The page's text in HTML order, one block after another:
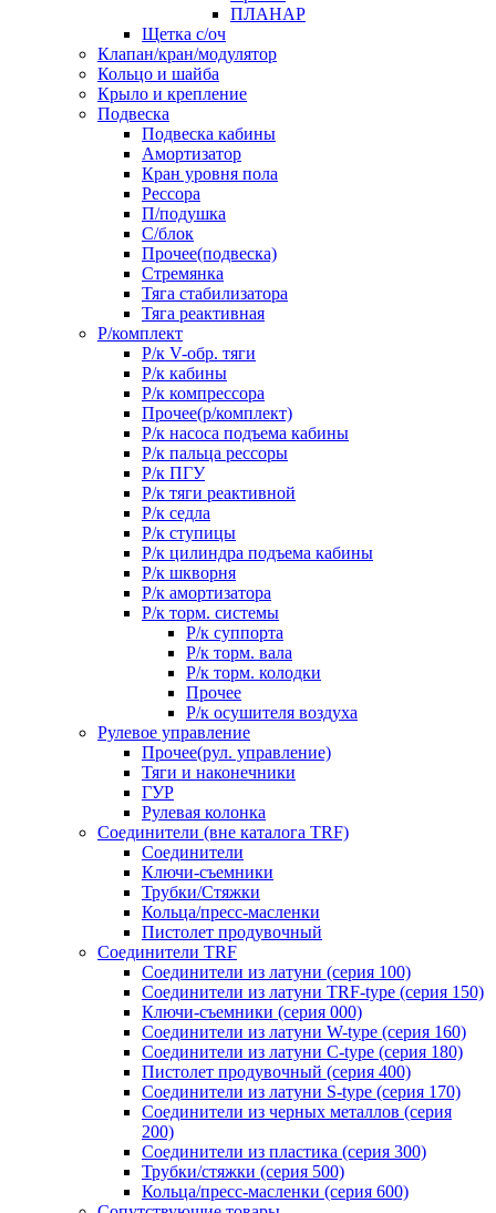
ПЛАНАР
Щетка с/оч
Клапан/кран/модулятор
Кольцо и шайба
Крыло и крепление
Подвеска
Подвеска кабины
Амортизатор
Кран уровня пола
Рессора
П/подушка
С/блок
Прочее(подвеска)
Стремянка
Тяга стабилизатора
Тяга реактивная
Р/комплект
Р/к V-обр. тяги
Р/к кабины
Р/к компрессора
Прочее(р/комплект)
Р/к насоса подъема кабины
Р/к пальца рессоры
Р/к ПГУ
Р/к тяги реактивной
Р/к седла
Р/к ступицы
Р/к цилиндра подъема кабины
Р/к шкворня
Р/к амортизатора
Р/к торм. системы
Р/к суппорта
Р/к торм. вала
Р/к торм. колодки
Прочее
Р/к осушителя воздуха
Рулевое управление
Прочее(рул. управление)
Тяги и наконечники
ГУР
Рулевая колонка
Соединители (вне каталога TRF)
Соединители
Ключи-cъемники
Трубки/Стяжки
Кольца/пресс-масленки
Пистолет продувочный
Соединители TRF
Соединители из латуни (серия 100)
Соединители из латуни TRF-type (серия 150)
Ключи-съемники (серия 000)
Соединители из латуни W-type (серия 160)
Соединители из латуни С-type (серия 180)
Пистолет продувочный (серия 400)
Соединители из латуни S-type (серия 170)
Соединители из черных металлов (серия
200)
Соединители из пластика (серия 300)
Трубки/стяжки (серия 500)
Кольца/пресс-масленки (серия 600)